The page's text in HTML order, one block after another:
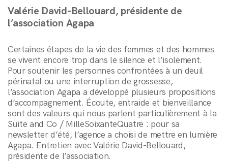
Valérie David-Bellouard, présidente de
l’association Agapa
Certaines étapes de la vie des femmes et des hommes
se vivent encore trop dans le silence et l’isolement.
Pour soutenir les personnes confrontées à un deuil
périnatal ou une interruption de grossesse,
l’association Agapa a développé plusieurs propositions
d’accompagnement. Écoute, entraide et bienveillance
sont des valeurs qui nous parlent particulièrement à la
Suite and Co / MilleSoixanteQuatre : pour sa
newsletter d’été, l’agence a choisi de mettre en lumière
Agapa. Entretien avec Valérie David-Bellouard,
présidente de l’association.